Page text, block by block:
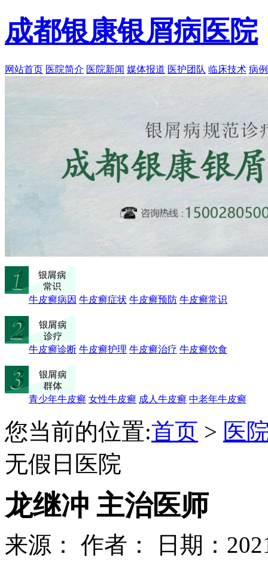
成都银康银屑病医院
网站首页 医院简介 医院新闻 媒体报道 医护团队 临床技术 病
牛皮癣病因 牛皮癣症状 牛皮癣预防 牛皮癣常识
牛皮癣诊断 牛皮癣护理 牛皮癣治疗 牛皮癣饮食
青少年牛皮癣 女性牛皮癣 成人牛皮癣 中老年牛皮癣
您当前的位置:首页 > 医
无假日医院
龙继冲 主治医师
来源： 作者： 日期：